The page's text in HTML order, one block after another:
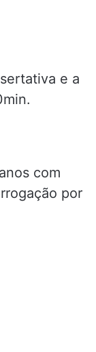
e a
com
por